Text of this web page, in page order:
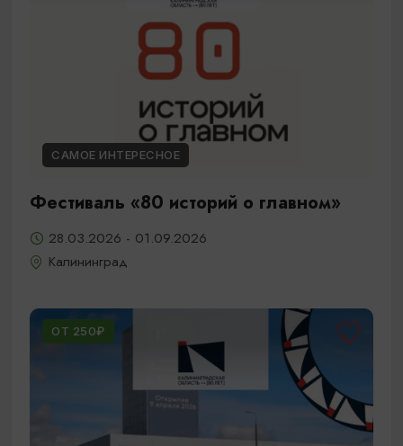
САМОЕ ИНТЕРЕСНОЕ
Фестиваль «80 историй о главном»
28.03.2026 - 01.09.2026
Калининград
ОТ 250₽